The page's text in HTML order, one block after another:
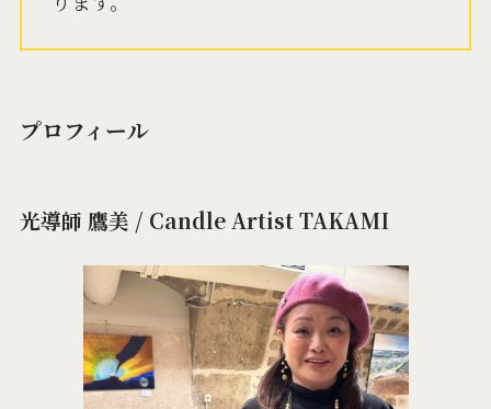
プロフィール
光導師 鷹美 / Candle Artist TAKAMI